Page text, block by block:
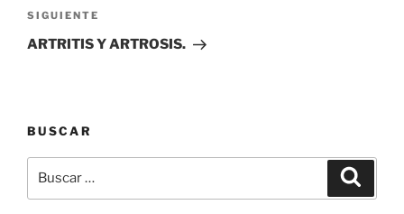
Siguiente
entrada
SIGUIENTE
ARTRITIS Y ARTROSIS.
BUSCAR
por: